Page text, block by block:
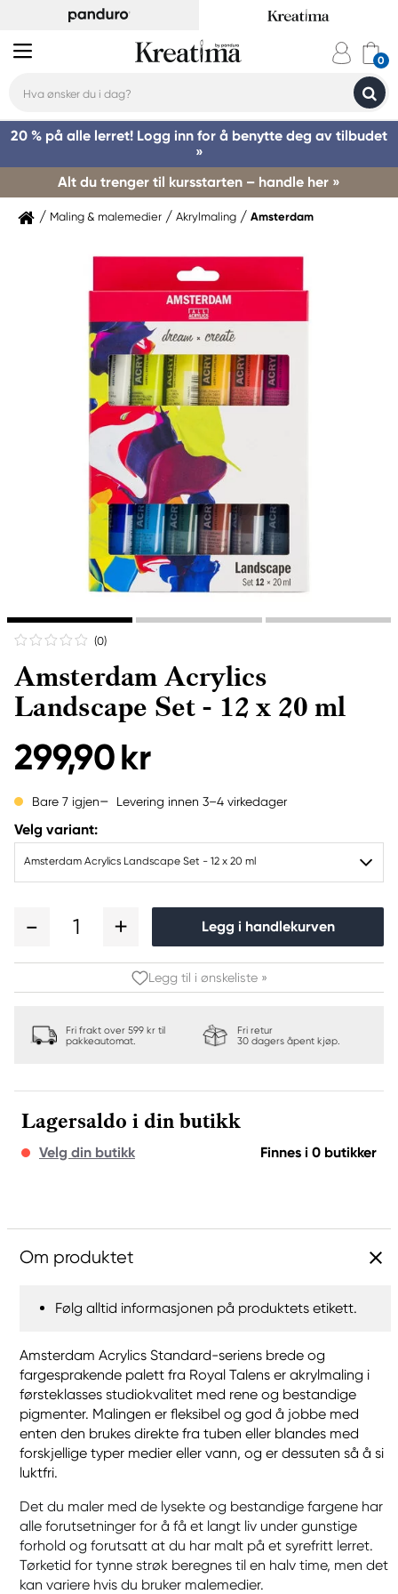
20 % på alle lerret! Logg inn for å benytte deg av tilbudet
»
Alt du trenger til kursstarten – handle her »
Maling & malemedier Akrylmaling Amsterdam
(0)
Amsterdam Acrylics
Landscape Set - 12 x 20 ml
299,90 kr
Bare 7 igjen Levering innen 3–4 virkedager
Velg variant:
Amsterdam Acrylics Landscape Set - 12 x 20 ml
1 Legg i handlekurven
Legg til i ønskeliste »
Fri frakt over 599 kr til
pakkeautomat.
Fri retur
30 dagers åpent kjøp.
Lagersaldo i din butikk
Velg din butikk Finnes i 0 butikker
Om produktet
Følg alltid informasjonen på produktets etikett.
Amsterdam Acrylics Standard-seriens brede og
fargesprakende palett fra Royal Talens er akrylmaling i
førsteklasses studiokvalitet med rene og bestandige
pigmenter. Malingen er fleksibel og god å jobbe med
enten den brukes direkte fra tuben eller blandes med
forskjellige typer medier eller vann, og er dessuten så å si
luktfri.
Det du maler med de lysekte og bestandige fargene har
alle forutsetninger for å få et langt liv under gunstige
forhold og forutsatt at du har malt på et syrefritt lerret.
Tørketid for tynne strøk beregnes til en halv time, men det
kan variere hvis du bruker malemedier.